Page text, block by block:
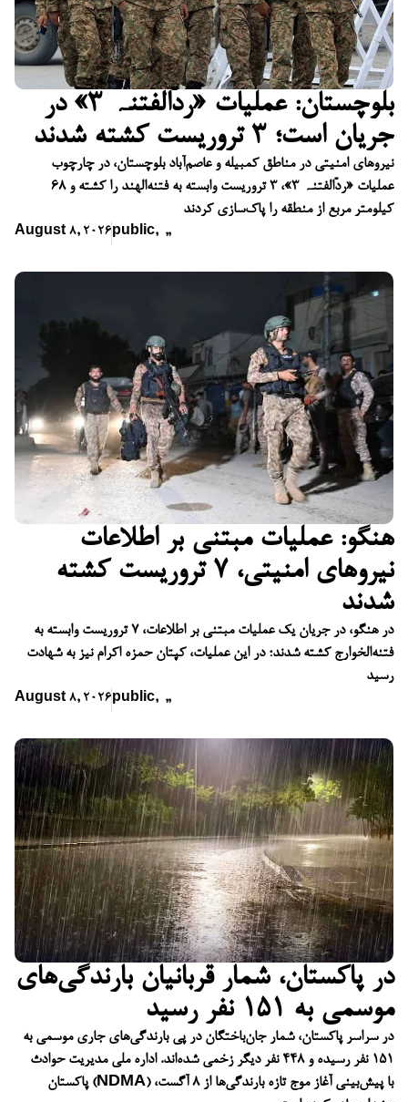
بلوچستان: عملیات «ردّالفتنہ ۳» در
جریان است؛ ۳ تروریست کشته شدند
نیروهای امنیتی در مناطق کمبیله و عاصم‌آباد بلوچستان، در چارچوب
عملیات «ردّالفتنہ ۳»، ۳ تروریست وابسته به فتنه‌الهند را کشته و ۶۸
کیلومتر مربع از منطقه را پاک‌سازی کردند
August 8, 2026 public, ,,
هنگو: عملیات مبتنی بر اطلاعات
نیروهای امنیتی، ۷ تروریست کشته
شدند
در هنگو، در جریان یک عملیات مبتنی بر اطلاعات، ۷ تروریست وابسته به
فتنه‌الخوارج کشته شدند؛ در این عملیات، کپتان حمزه اکرام نیز به شهادت
رسید
August 8, 2026 public, ,,
در پاکستان، شمار قربانیان بارندگی‌های
موسمی به ۱۵۱ نفر رسید
در سراسر پاکستان، شمار جان‌باختگان در پی بارندگی‌های جاری موسمی به
۱۵۱ نفر رسیده و ۴۴۸ نفر دیگر زخمی شده‌اند. اداره ملی مدیریت حوادث
پاکستان (NDMA) با پیش‌بینی آغاز موج تازه بارندگی‌ها از ۸ آگست،